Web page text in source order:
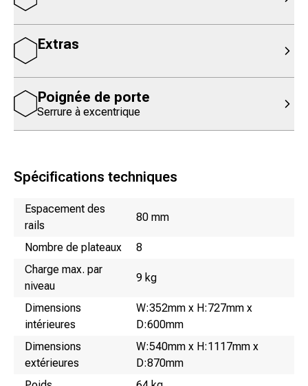
Extras
Poignée de porte
Serrure à excentrique
Spécifications techniques
NomValeur
Espacement des
rails
80 mm
Nombre de plateaux
8
Charge max. par
niveau
9 kg
Dimensions
intérieures
W:352mm x H:727mm x
D:600mm
Dimensions
extérieures
W:540mm x H:1117mm x
D:870mm